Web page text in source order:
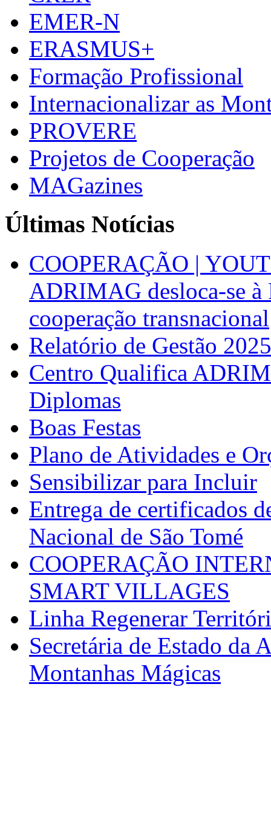
EMER-N
ERASMUS+
Formação Profissional
Internacionalizar as
PROVERE
Projetos de Cooperação
MAGazines
Últimas Notícias
COOPERAÇÃO |
ADRIMAG desloca-se
cooperação transnacional
Relatório de Gestão 2025
Centro Qualifica
Diplomas
Boas Festas
Plano de Atividades e
Sensibilizar para Incluir
Entrega de certificados
Nacional de São Tomé
COOPERAÇÃO
SMART VILLAGES
Linha Regenerar
Secretária de Estado da
Montanhas Mágicas